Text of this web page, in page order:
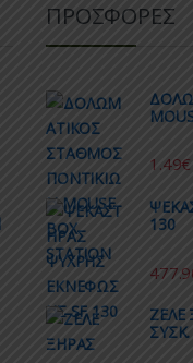
ΠΡΟΣΦΟΡΕΣ
1.49€
130
ΖΕΛΕ